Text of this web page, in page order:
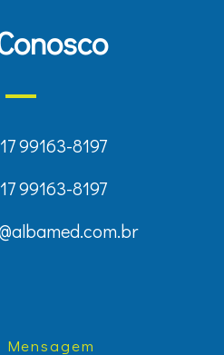
99163-8197
99163-8197